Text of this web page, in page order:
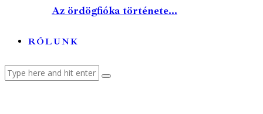
Az ördögfióka története...
RÓLUNK